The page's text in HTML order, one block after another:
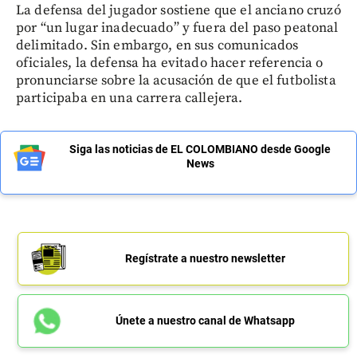
La defensa del jugador sostiene que el anciano cruzó
por “un lugar inadecuado” y fuera del paso peatonal
delimitado. Sin embargo, en sus comunicados
oficiales, la defensa ha evitado hacer referencia o
pronunciarse sobre la acusación de que el futbolista
participaba en una carrera callejera.
Siga las noticias de EL COLOMBIANO desde Google
News
Regístrate a nuestro newsletter
Únete a nuestro canal de Whatsapp